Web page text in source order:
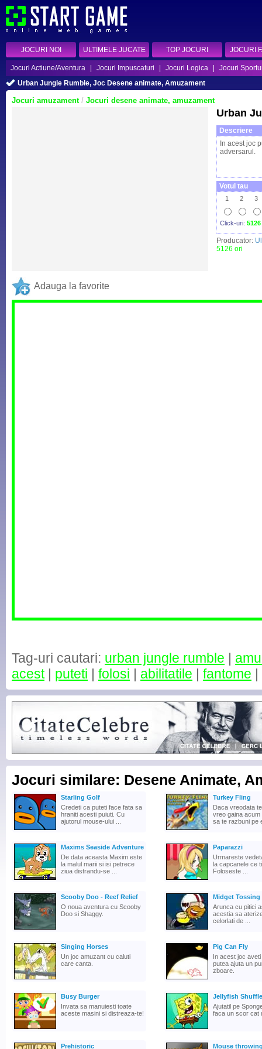
JOCURI NOI ULTIMELE JUCATE TOP JOCURI JOCURI
Jocuri Actiune/Aventura Jocuri Impuscaturi Jocuri Logica
Jocuri
Urban Jungle Rumble, Joc Desene animate, Amuzament
Jocuri amuzament/ Jocuri desene animate, amuzament
Urban
Descriere
In acest joc
adversarul.
Votul tau
1 2 3
Click-uri: 5126
Producator:
5126 ori
Adauga la favorite
Tag-uri cautari: urban jungle rumble |
acest| puteti | folosi | abilitatile | fantome |
Jocuri similare: Desene Animate,
Starling Golf
Credeti ca puteti face fata sa
hraniti acesti puiuti. Cu
ajutorul mouse-ului ...
Turkey Fling
Daca vreodata
vreo gaina acum
sa te razbuni pe
Maxims Seaside Adventure
De data aceasta Maxim este
la malul marii si isi petrece
ziua distrandu-se ...
Paparazzi
Urmareste
la capcanele ce
Foloseste ...
Scooby Doo - Reef Relief
O noua aventura cu Scooby
Doo si Shaggy.
Midget Tossing
Arunca cu pitici
acestia sa
celorlati de ...
Singing Horses
Un joc amuzant cu caluti
care canta.
Pig Can Fly
In acest joc
putea ajuta un
zboare.
Busy Burger
Invata sa manuiesti toate
aceste masini si distreaza-te!
Jellyfish
Ajutatil pe
faca un scor cat
Prehistoric Mouse